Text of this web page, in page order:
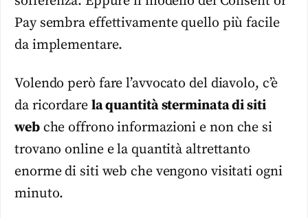
Pay sembra effettivamente quello più facile
da implementare.
Volendo però fare l’avvocato del diavolo, c’è
da ricordare la quantità sterminata di siti
webche offrono informazioni e non che si
trovano online e la quantità altrettanto
enorme di siti web che vengono visitati ogni
minuto.